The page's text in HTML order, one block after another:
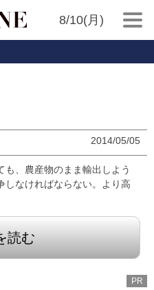
8/10(月)
2014/05/05
も、農産物のまま輸出しよう
しなければならない。より高
読む
PR